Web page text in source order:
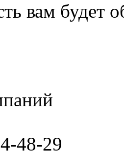
вам будет
48-29